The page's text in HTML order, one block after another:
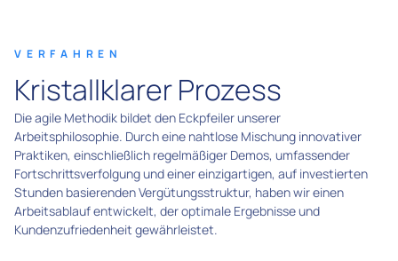
VERFAHREN
Kristallklarer Prozess
Die agile Methodik bildet den Eckpfeiler unserer
Arbeitsphilosophie. Durch eine nahtlose Mischung innovativer
Praktiken, einschließlich regelmäßiger Demos, umfassender
Fortschrittsverfolgung und einer einzigartigen, auf investierten
Stunden basierenden Vergütungsstruktur, haben wir einen
Arbeitsablauf entwickelt, der optimale Ergebnisse und
Kundenzufriedenheit gewährleistet.